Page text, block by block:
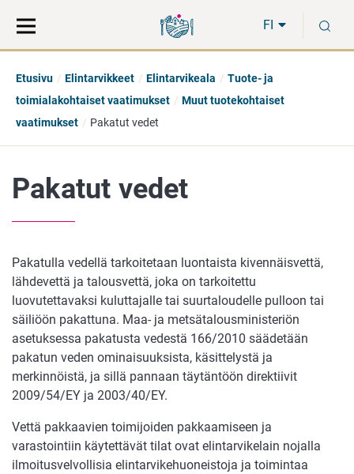
suoraan
sisältöön
koko
sivuston
FI
Etusivu Elintarvikkeet Elintarvikeala
Tuote- ja
toimialakohtaiset vaatimukset
Muut tuotekohtaiset
vaatimukset
Pakatut vedet
Pakatut vedet
Pakatulla vedellä tarkoitetaan luontaista kivennäisvettä,
lähdevettä ja talousvettä, joka on tarkoitettu
luovutettavaksi kuluttajalle tai suurtaloudelle pulloon tai
säiliöön pakattuna. Maa- ja metsätalousministeriön
asetuksessa pakatusta vedestä 166/2010 säädetään
pakatun veden ominaisuuksista, käsittelystä ja
merkinnöistä, ja sillä pannaan täytäntöön direktiivit
2009/54/EY ja 2003/40/EY.
Vettä pakkaavien toimijoiden pakkaamiseen ja
varastointiin käytettävät tilat ovat elintarvikelain nojalla
ilmoitusvelvollisia elintarvikehuoneistoja ja toimintaa